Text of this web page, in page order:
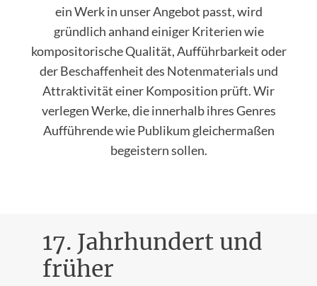
ein Werk in unser Angebot passt, wird
gründlich anhand einiger Kriterien wie
kompositorische Qualität, Aufführbarkeit oder
der Beschaffenheit des Notenmaterials und
Attraktivität einer Komposition prüft. Wir
verlegen Werke, die innerhalb ihres Genres
Aufführende wie Publikum gleichermaßen
begeistern sollen.
17. Jahrhundert und
früher